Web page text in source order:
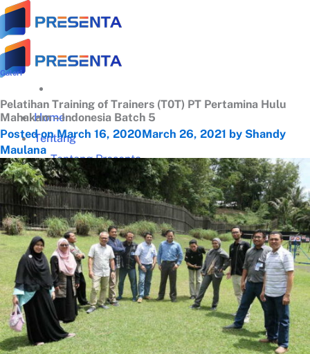
Skip
to
content
Home
Tentang
Tentang Presenta
Trainer Terbaik
Klien Terpercaya
Testimonial
Galeri Training
Materi Gratis
Download Panduan Lengkap Zoom (PDF)
Video Tips Manajerial
Kisah Sukses
Lazada – Presentasi Memukau
Galeri
Pelatihan Training of Trainers (T0T) PT Pertamina Hulu
Mahakam – Indonesia Batch 5
Posted onMarch 16, 2020March 26, 2021 by Shandy
Maulana